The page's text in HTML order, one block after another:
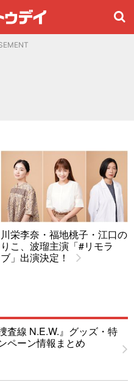
川栄李奈・福地桃子・江口の
りこ、波瑠主演「#リモラ
ブ」出演決定！
査線 N.E.W.』グッズ・特
ペーン情報まとめ